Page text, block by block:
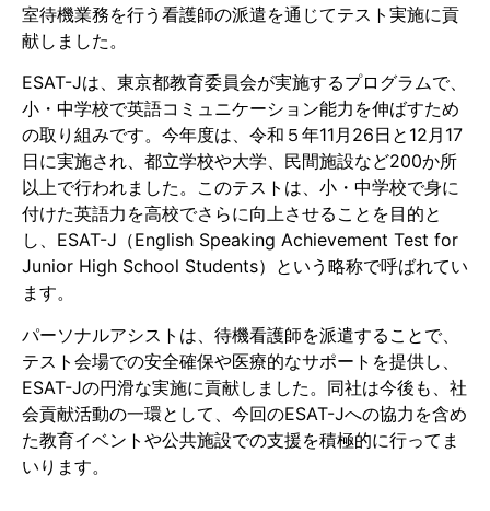
室待機業務を行う看護師の派遣を通じてテスト実施に貢
献しました。
ESAT-Jは、東京都教育委員会が実施するプログラムで、
小・中学校で英語コミュニケーション能力を伸ばすため
の取り組みです。今年度は、令和５年11月26日と12月17
日に実施され、都立学校や大学、民間施設など200か所
以上で行われました。このテストは、小・中学校で身に
付けた英語力を高校でさらに向上させることを目的と
し、ESAT-J（English Speaking Achievement Test for
Junior High School Students）という略称で呼ばれてい
ます。
パーソナルアシストは、待機看護師を派遣することで、
テスト会場での安全確保や医療的なサポートを提供し、
ESAT-Jの円滑な実施に貢献しました。同社は今後も、社
会貢献活動の一環として、今回のESAT-Jへの協力を含め
た教育イベントや公共施設での支援を積極的に行ってま
いります。